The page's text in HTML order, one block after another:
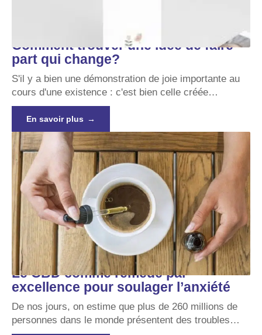
Comment trouver une idée de faire
part qui change?
S'il y a bien une démonstration de joie importante au
cours d'une existence : c'est bien celle créée…
En savoir plus
Le CBD comme remède par
excellence pour soulager l’anxiété
De nos jours, on estime que plus de 260 millions de
personnes dans le monde présentent des troubles…